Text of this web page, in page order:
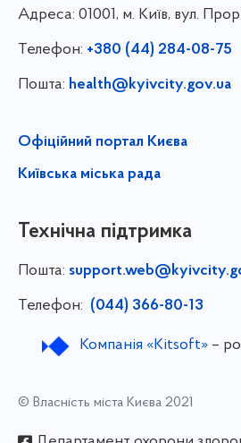
Адреса: 01001, м. Київ, вул.
Телефон: +380 (44) 284-08-75
Пошта: health@kyivcity.gov.ua
Офіційний портал Києва
Київська міська рада
Технічна підтримка
Пошта:
Телефон: (044) 366-80-13
Компанія «Kitsoft»–
© Власність міста Києва 2021